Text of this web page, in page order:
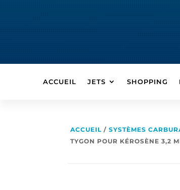
ACCUEIL JETS SHOPPING
ACCUEIL /SYSTÈMES
TYGON POUR KÉROSÈNE 3,2